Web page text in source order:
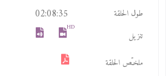
طول الحلقة 02:08:35
تنزيل
HD
ملخـّص الحلقة